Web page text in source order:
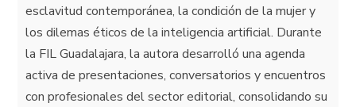
esclavitud contemporánea, la condición de la mujer y
los dilemas éticos de la inteligencia artificial. Durante
la FIL Guadalajara, la autora desarrolló una agenda
activa de presentaciones, conversatorios y encuentros
con profesionales del sector editorial, consolidando su